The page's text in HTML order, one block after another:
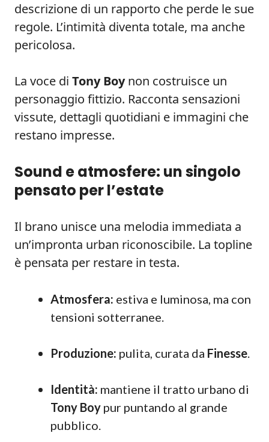
descrizione di un rapporto che perde le sue
regole. L’intimità diventa totale, ma anche
pericolosa.
La voce di Tony Boynon costruisce un
personaggio fittizio. Racconta sensazioni
vissute, dettagli quotidiani e immagini che
restano impresse.
Sound e atmosfere: un singolo
pensato per l’estate
Il brano unisce una melodia immediata a
un’impronta urban riconoscibile. La topline
è pensata per restare in testa.
Atmosfera: estiva e luminosa, ma con
tensioni sotterranee.
Produzione: pulita, curata da Finesse.
Identità: mantiene il tratto urbano di
Tony Boy pur puntando al grande
pubblico.